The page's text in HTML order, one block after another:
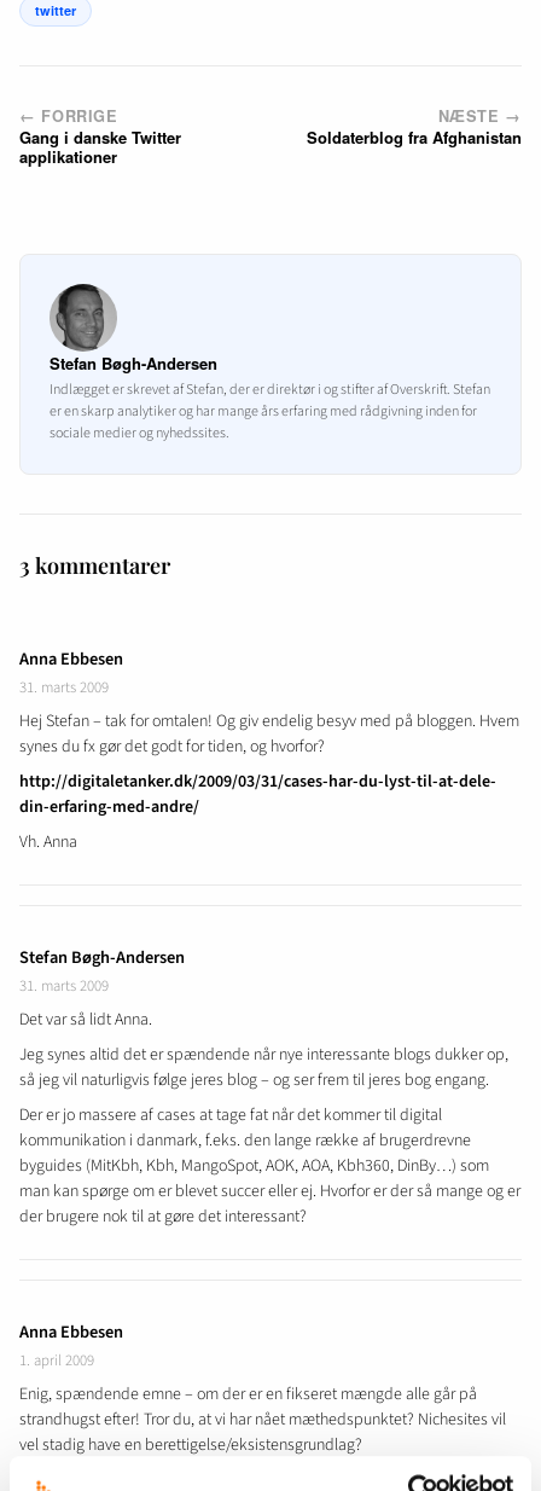
twitter
← FORRIGE
Gang i danske Twitter
applikationer
NÆSTE →
Soldaterblog fra Afghanistan
Stefan Bøgh-Andersen
Indlægget er skrevet af Stefan, der er direktør i og stifter af Overskrift. Stefan
er en skarp analytiker og har mange års erfaring med rådgivning inden for
sociale medier og nyhedssites.
3 kommentarer
Anna Ebbesen
31. marts 2009
Hej Stefan – tak for omtalen! Og giv endelig besyv med på bloggen. Hvem
synes du fx gør det godt for tiden, og hvorfor?
http://digitaletanker.dk/2009/03/31/cases-har-du-lyst-til-at-dele-
din-erfaring-med-andre/
Vh. Anna
Stefan Bøgh-Andersen
31. marts 2009
Det var så lidt Anna.
Jeg synes altid det er spændende når nye interessante blogs dukker op,
så jeg vil naturligvis følge jeres blog – og ser frem til jeres bog engang.
Der er jo massere af cases at tage fat når det kommer til digital
kommunikation i danmark, f.eks. den lange række af brugerdrevne
byguides (MitKbh, Kbh, MangoSpot, AOK, AOA, Kbh360, DinBy…) som
man kan spørge om er blevet succer eller ej. Hvorfor er der så mange og er
der brugere nok til at gøre det interessant?
Anna Ebbesen
1. april 2009
Enig, spændende emne – om der er en fikseret mængde alle går på
strandhugst efter! Tror du, at vi har nået mæthedspunktet? Nichesites vil
vel stadig have en berettigelse/eksistensgrundlag?
Men mht. cases så er det mere virksomheder eller organisationer, der har